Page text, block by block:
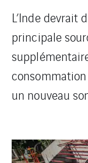
L’Inde devrait
principale
un nouveau